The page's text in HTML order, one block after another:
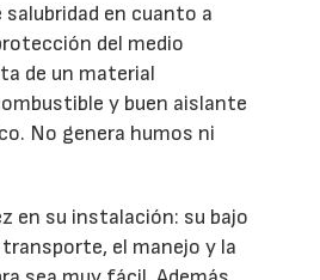
salubridad en cuanto a
del medio
de un material
y buen aislante
No genera humos ni
en su instalación: su bajo
transporte, el manejo y la